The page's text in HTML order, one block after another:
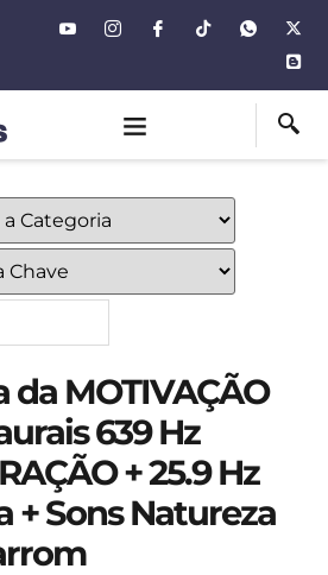
da MOTIVAÇÃO
639 Hz
+ 25.9 Hz
+ Sons Natureza